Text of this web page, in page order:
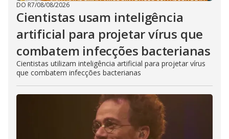
DO R7/08/08/2026
Cientistas usam inteligência
artificial para projetar vírus que
combatem infecções bacterianas
Cientistas utilizam inteligência artificial para projetar vírus
que combatem infecções bacterianas